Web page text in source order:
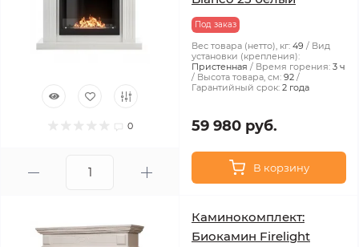
0
Под заказ
Вес товара (нетто), кг: 49
Вид
установки (крепления):
Пристенная
Время горения: 3 ч
Высота товара, см: 92
Гарантийный срок: 2 года
59 980 руб.
В корзину
Каминокомплект:
Биокамин Firelight